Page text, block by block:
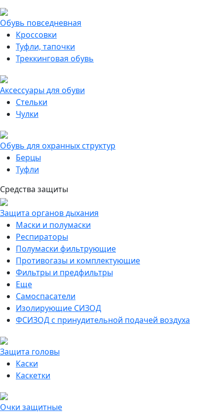
Обувь повседневная
Кроссовки
Туфли, тапочки
Треккинговая обувь
Аксессуары для обуви
Стельки
Чулки
Обувь для охранных структур
Берцы
Туфли
Средства защиты
Защита органов дыхания
Маски и полумаски
Респираторы
Полумаски фильтрующие
Противогазы и комплектующие
Фильтры и предфильтры
Еще
Самоспасатели
Изолирующие СИЗОД
ФСИЗОД с принудительной подачей воздуха
Защита головы
Каски
Каскетки
Очки защитные